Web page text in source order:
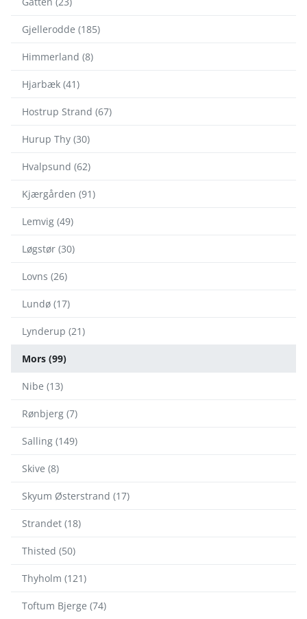
Gjellerodde (185)
Himmerland (8)
Hjarbæk (41)
Hostrup Strand (67)
Hurup Thy (30)
Hvalpsund (62)
Kjærgården (91)
Lemvig (49)
Løgstør (30)
Lovns (26)
Lundø (17)
Lynderup (21)
Mors (99)
Nibe (13)
Rønbjerg (7)
Salling (149)
Skive (8)
Skyum Østerstrand (17)
Strandet (18)
Thisted (50)
Thyholm (121)
Toftum Bjerge (74)